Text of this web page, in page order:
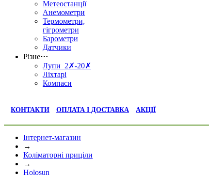
Метеостанції
Анемометри
Термометри,
гігрометри
Барометри
Датчики
Різне⋯
Лупи 2✗-20✗
Ліхтарі
Компаси
КОНТАКТИ ОПЛАТА І ДОСТАВКА АКЦІЇ
Інтернет-магазин
→
Коліматорні приціли
→
Holosun